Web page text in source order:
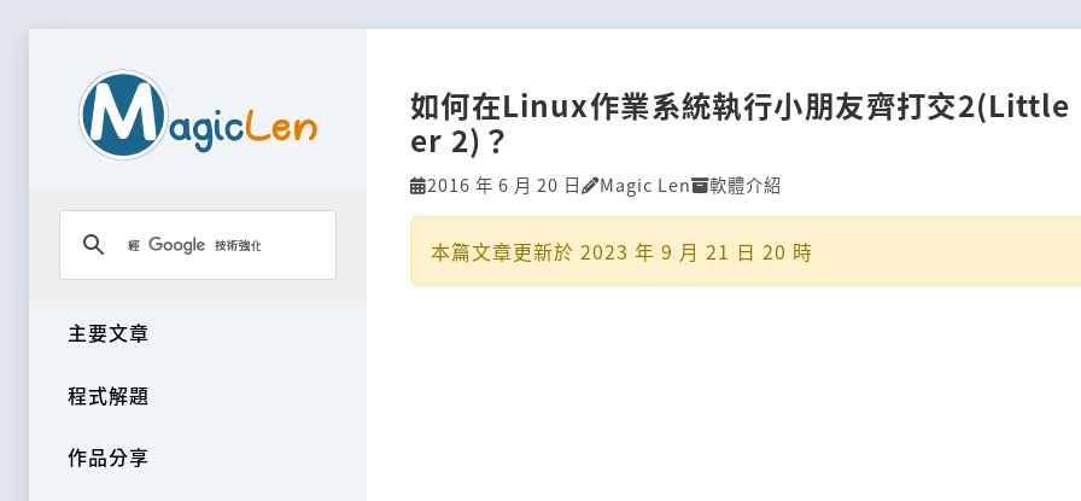
主要文章
程式解題
作品分享
如何在Linux作業系統執行小朋友齊打交
er 2)？
2016 年 6 月 20 日 Magic Len 軟體介紹
本篇文章更新於 2023 年 9 月 21 日 20 時